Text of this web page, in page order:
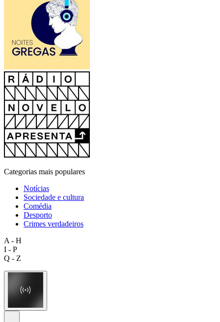
Categorias mais populares
Notícias
Sociedade e cultura
Comédia
Desporto
Crimes verdadeiros
A - H
I - P
Q - Z